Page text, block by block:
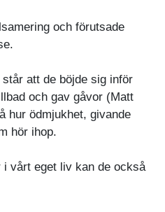
och förutsade
att de böjde sig inför
och gav gåvor (Matt
hur ödmjukhet, givande
hör ihop.
vårt eget liv kan de också